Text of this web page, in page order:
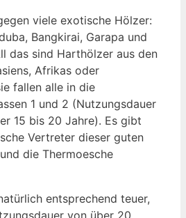
viele exotische Hölzer:
Bangkirai, Garapa und
das sind Harthölzer aus den
Afrikas oder
fallen alle in die
1 und 2 (Nutzungsdauer
15 bis 20 Jahre). Es gibt
Vertreter dieser guten
die Thermoesche
entsprechend teuer,
von über 20